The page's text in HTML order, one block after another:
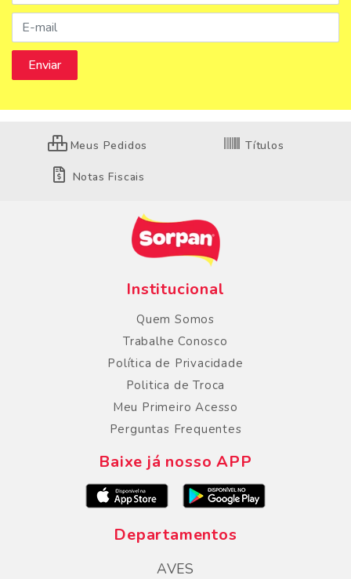
Meus Pedidos Títulos
Notas Fiscais
Institucional
Quem Somos
Trabalhe Conosco
Política de Privacidade
Politica de Troca
Meu Primeiro Acesso
Perguntas Frequentes
Baixe já nosso APP
Departamentos
AVES